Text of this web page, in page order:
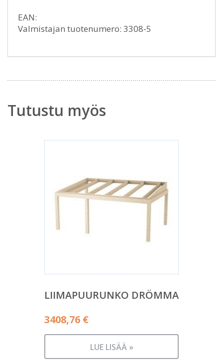
EAN:
Valmistajan tuotenumero: 3308-5
Tutustu myös
LIIMAPUURUNKO DRÖMMA
3408,76 €
LUE LISÄÄ »